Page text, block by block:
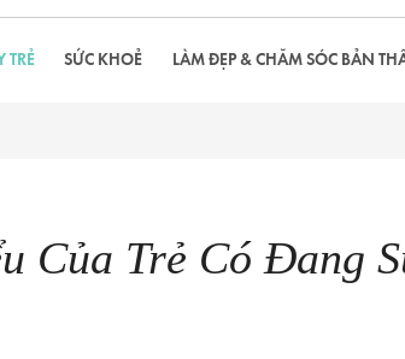
TRẺ SỨC KHOẺ LÀM ĐẸP & CHĂM SÓC BẢN
Của Trẻ Có Đang